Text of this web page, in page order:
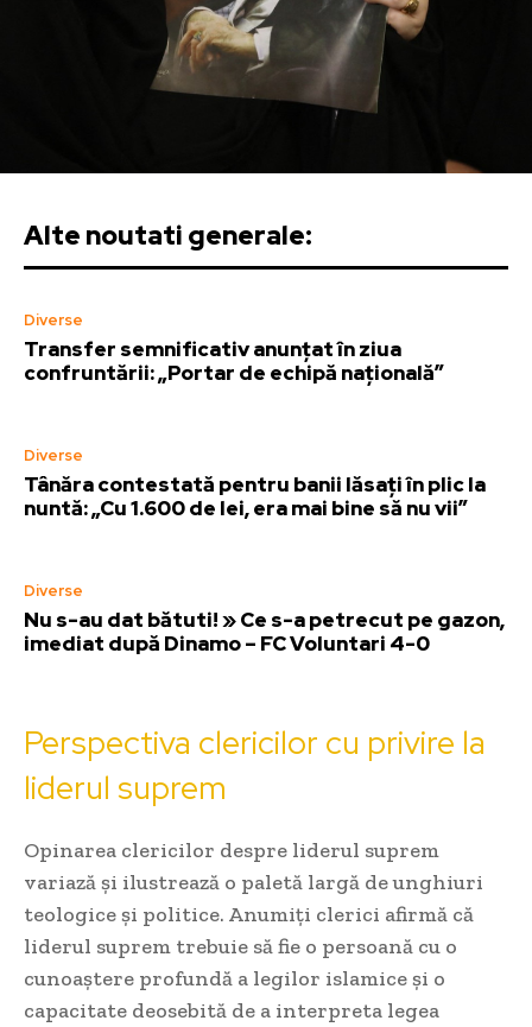
Alte noutati generale:
Diverse
Transfer semnificativ anunțat în ziua
confruntării: „Portar de echipă națională”
Diverse
Tânăra contestată pentru banii lăsați în plic la
nuntă: „Cu 1.600 de lei, era mai bine să nu vii”
Diverse
Nu s-au dat bătuti! » Ce s-a petrecut pe gazon,
imediat după Dinamo – FC Voluntari 4-0
Perspectiva clericilor cu privire la
liderul suprem
Opinarea clericilor despre liderul suprem
variază și ilustrează o paletă largă de unghiuri
teologice și politice. Anumiți clerici afirmă că
liderul suprem trebuie să fie o persoană cu o
cunoaștere profundă a legilor islamice și o
capacitate deosebită de a interpreta legea